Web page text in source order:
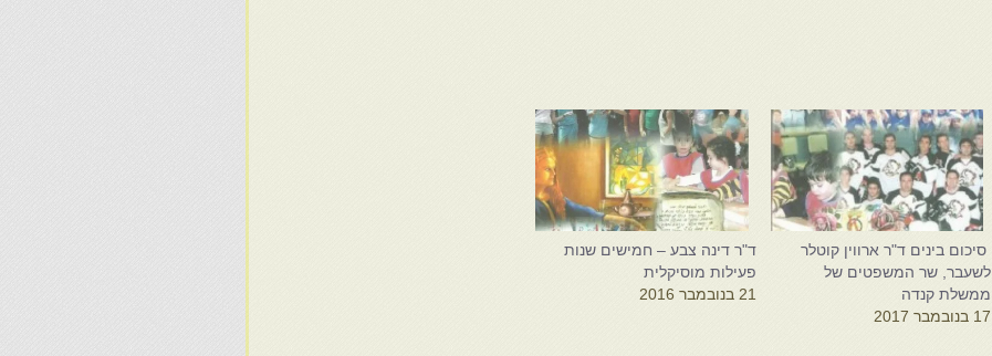
סיכום בינים ד"ר ארווין קוטלר
לשעבר, שר המשפטים של
ממשלת קנדה
17 בנובמבר 2017
ד"ר דינה צבע – חמישים שנות
פעילות מוסיקלית
21 בנובמבר 2016